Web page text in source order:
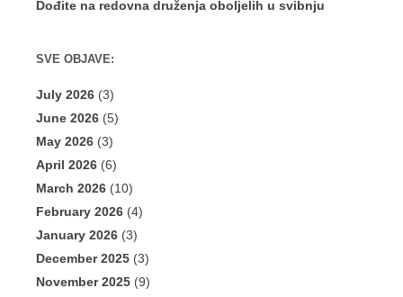
Dođite na redovna druženja oboljelih u svibnju
SVE OBJAVE:
July 2026 (3)
June 2026 (5)
May 2026 (3)
April 2026 (6)
March 2026 (10)
February 2026 (4)
January 2026 (3)
December 2025 (3)
November 2025 (9)